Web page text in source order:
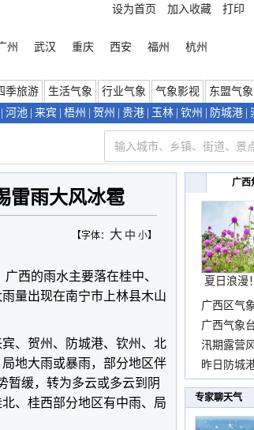
设为首页 加入收藏 打印
州 武汉 重庆 西安 福州 杭州
季旅游 生活气象 行业气象 气象影视 东盟气象
河池 来宾 梧州 贺州 贵港 玉林 钦州 防城港
雷雨大风冰雹
【字体： 大 中 小】
西的雨水主要落在桂中、
量出现在南宁市上林县木山
、贺州、防城港、钦州、北
地大雨或暴雨，部分地区伴
暂缓，转为多云或多云到阴
、桂西部分地区有中雨、局
广西
夏日浪漫
秀山
广西区气
晴热
广西气象
汛期露营
暴雨
昨日防城
秀山
专家聊天气